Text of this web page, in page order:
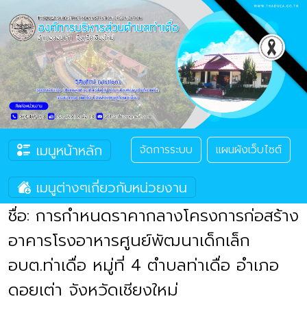
เมนูหน้าหลัก จัดการระบบ แผนผังเว็บไซต์
เมนูต่างๆเกี่ยวกับหน่วยงาน
ชื่อ: การกำหนดราคากลางโครงการก่อสร้าง
อาคารโรงอาหารศูนย์พัฒนาเด็กเล็ก
อบต.ท่าเดื่อ หมู่ที่ 4 ตำบลท่าเดื่อ อำเภอ
ดอยเต่า จังหวัดเชียงใหม่